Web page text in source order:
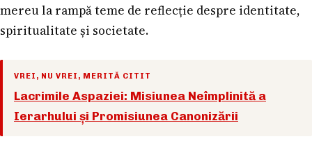
mereu la rampă teme de reflecție despre identitate,
spiritualitate și societate.
VREI, NU VREI, MERITĂ CITIT
Lacrimile Aspaziei: Misiunea Neîmplinită a
Ierarhului și Promisiunea Canonizării